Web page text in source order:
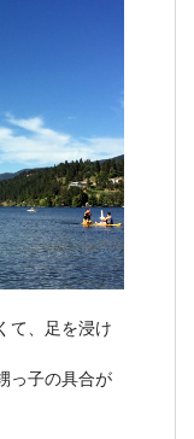
て、足を浸け
っ子の具合が